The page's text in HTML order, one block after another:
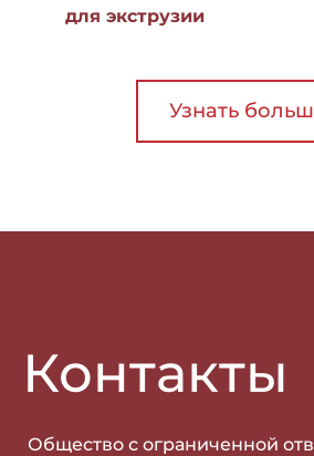
для экструзии
Узнать
Контакты
Общество с ограниченной